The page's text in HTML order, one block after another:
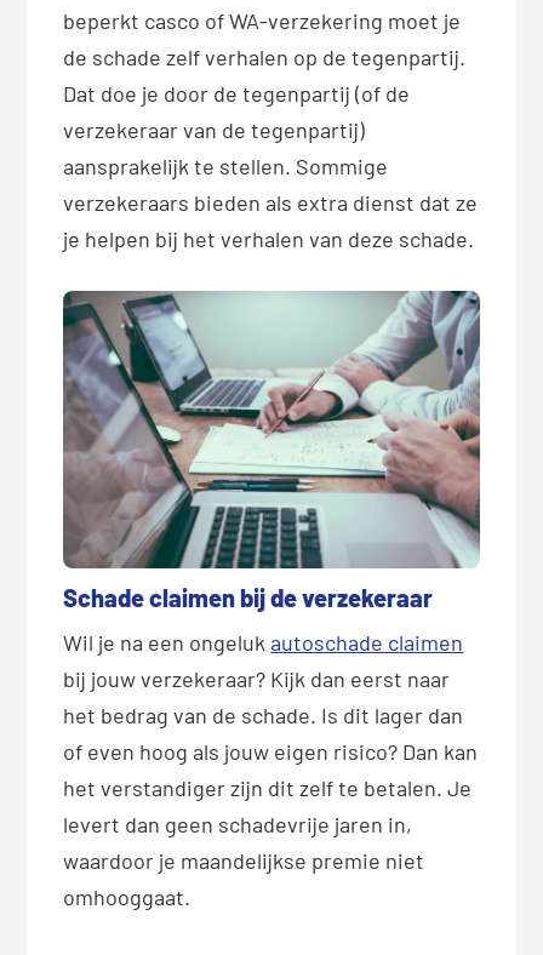
beperkt casco of WA-verzekering moet je
de schade zelf verhalen op de tegenpartij.
Dat doe je door de tegenpartij (of de
verzekeraar van de tegenpartij)
aansprakelijk te stellen. Sommige
verzekeraars bieden als extra dienst dat ze
je helpen bij het verhalen van deze schade.
Schade claimen bij de verzekeraar
Wil je na een ongelukautoschade claimen
bij jouw verzekeraar? Kijk dan eerst naar
het bedrag van de schade. Is dit lager dan
of even hoog als jouw eigen risico? Dan kan
het verstandiger zijn dit zelf te betalen. Je
levert dan geen schadevrije jaren in,
waardoor je maandelijkse premie niet
omhooggaat.